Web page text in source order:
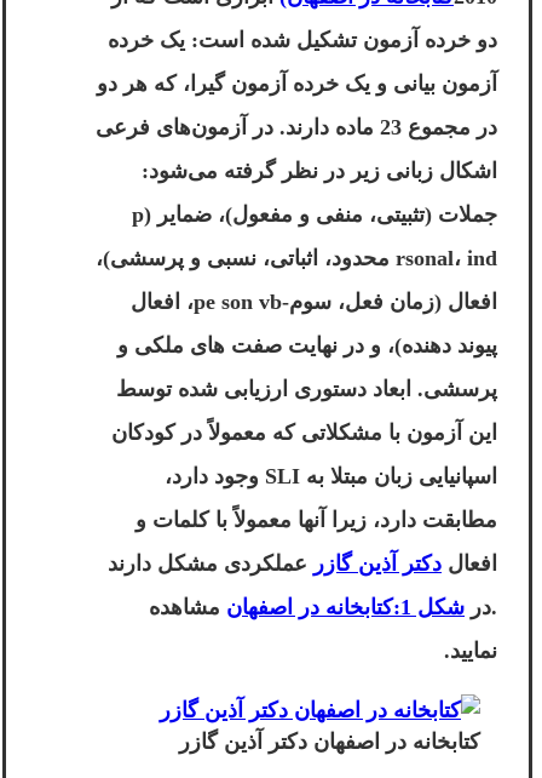
دو خرده آزمون تشکیل شده است: یک خرده
آزمون بیانی و یک خرده آزمون گیرا، که هر دو
در مجموع 23 ماده دارند. در آزمون‌های فرعی
اشکال زبانی زیر در نظر گرفته می‌شود:
جملات (تثبیتی، منفی و مفعول)، ضمایر (p
rsonal، ind محدود، اثباتی، نسبی و پرسشی)،
افعال (زمان فعل، سوم-pe son vb، افعال
پیوند دهنده)، و در نهایت صفت های ملکی و
پرسشی. ابعاد دستوری ارزیابی شده توسط
این آزمون با مشکلاتی که معمولاً در کودکان
اسپانیایی زبان مبتلا به SLI وجود دارد،
مطابقت دارد، زیرا آنها معمولاً با کلمات و
افعال دکتر آذین گازر عملکردی مشکل دارند
.در شکل 1:کتابخانه در اصفهان
مشاهده
نمایید.
کتابخانه در اصفهان دکتر آذین گازر